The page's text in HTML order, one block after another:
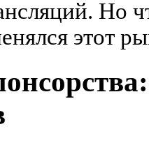
Но
этот